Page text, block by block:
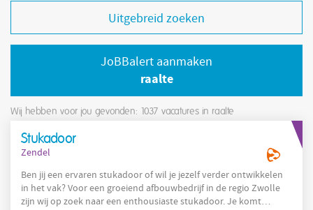
Uitgebreid zoeken
JoBBalert aanmaken
raalte
Wij hebben voor jou gevonden: 1037 vacatures in raalte
Stukadoor
Zendel
Ben jij een ervaren stukadoor of wil je jezelf verder ontwikkelen
in het vak? Voor een groeiend afbouwbedrijf in de regio Zwolle
zijn wij op zoek naar een enthousiaste stukadoor. Je komt